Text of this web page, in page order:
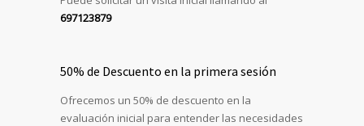
697123879
50% de Descuento en la primera sesión
Ofrecemos un 50% de descuento en la
evaluación inicial para entender las necesidades